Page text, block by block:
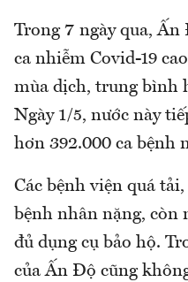
Trong 7 ngày qua,
ca nhiễm Covid-19
mùa dịch, trung bình
Ngày 1/5, nước này
hơn 392.000 ca bệnh
Các bệnh viện quá
bệnh nhân nặng, còn
đủ dụng cụ bảo hộ.
của Ấn Độ cũng